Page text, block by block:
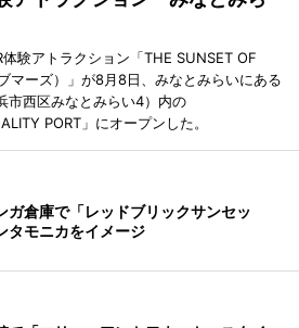
験アトラクション「THE SUNSET OF
マーズ）」が8月8日、みなとみらいにある
市西区みなとみらい4）内の
PORT」にオープンした。
ガ倉庫で「レッドブリックサンセッ
タモニカをイメージ